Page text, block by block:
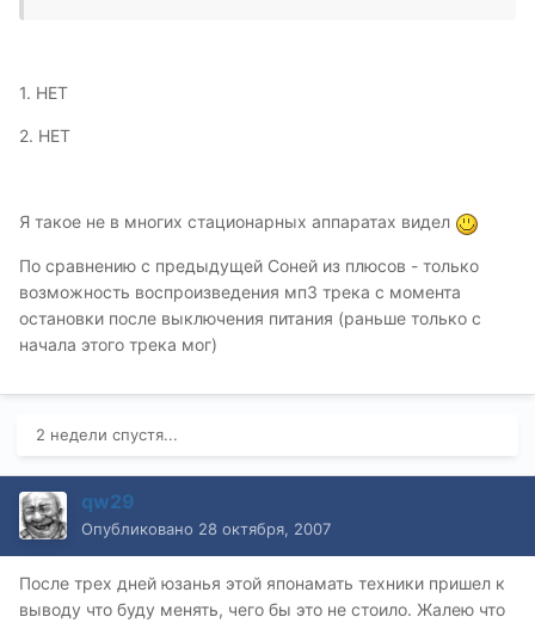
1. НЕТ
2. НЕТ
Я такое не в многих стационарных аппаратах видел
По сравнению с предыдущей Соней из плюсов - только
возможность воспроизведения мп3 трека с момента
остановки после выключения питания (раньше только с
начала этого трека мог)
2 недели спустя...
qw29
Опубликовано 28 октября, 2007
После трех дней юзанья этой японамать техники пришел к
выводу что буду менять, чего бы это не стоило. Жалею что